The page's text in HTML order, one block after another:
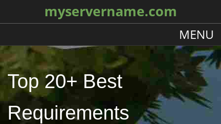
myservername.com
MENU
Top 20+ Best
Requirements